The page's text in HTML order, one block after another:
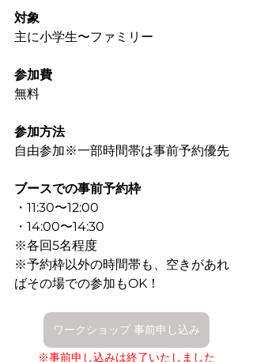
対象
主に小学生〜ファミリー
参加費
無料
参加方法
自由参加※一部時間帯は事前予約優先
ブースでの事前予約枠
・11:30〜12:00
・14:00〜14:30
※各回5名程度
※予約枠以外の時間帯も、空きがあれ
ばその場での参加もOK！
ワークショップ 事前申し込み
※事前申し込みは終了いたしました